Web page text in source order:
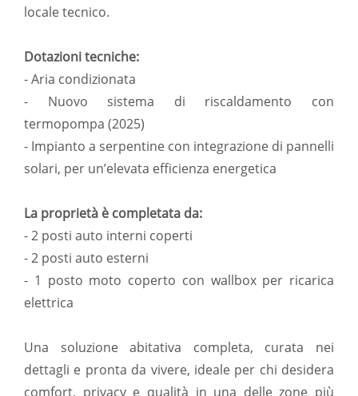
locale tecnico.
Dotazioni tecniche:
- Aria condizionata
- Nuovo sistema di riscaldamento con
termopompa (2025)
- Impianto a serpentine con integrazione di pannelli
solari, per un’elevata efficienza energetica
La proprietà è completata da:
- 2 posti auto interni coperti
- 2 posti auto esterni
- 1 posto moto coperto con wallbox per ricarica
elettrica
Una soluzione abitativa completa, curata nei
dettagli e pronta da vivere, ideale per chi desidera
comfort, privacy e qualità in una delle zone più